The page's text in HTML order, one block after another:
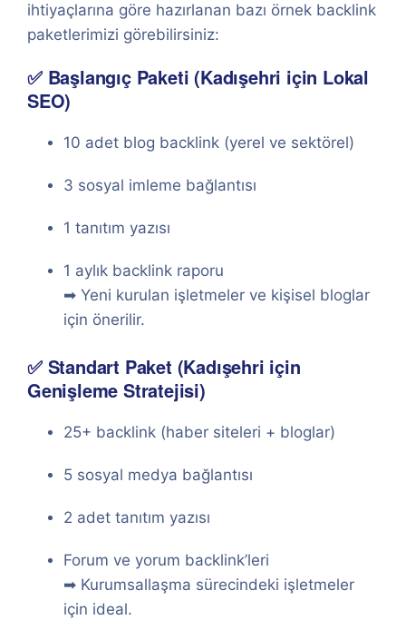
ihtiyaçlarına göre hazırlanan bazı örnek backlink
paketlerimizi görebilirsiniz:
✅ Başlangıç Paketi (Kadışehri için Lokal
SEO)
10 adet blog backlink (yerel ve sektörel)
3 sosyal imleme bağlantısı
1 tanıtım yazısı
1 aylık backlink raporu
➡ Yeni kurulan işletmeler ve kişisel bloglar
için önerilir.
✅ Standart Paket (Kadışehri için
Genişleme Stratejisi)
25+ backlink (haber siteleri + bloglar)
5 sosyal medya bağlantısı
2 adet tanıtım yazısı
Forum ve yorum backlink’leri
➡ Kurumsallaşma sürecindeki işletmeler
için ideal.